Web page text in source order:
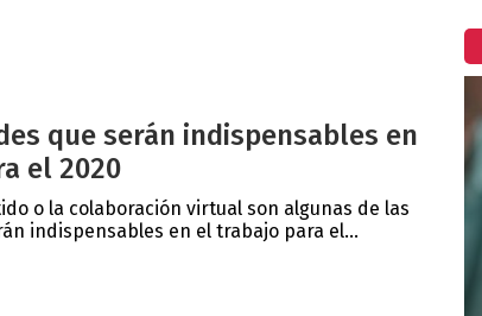
que serán indispensables en
el 2020
o la colaboración virtual son algunas de las
indispensables en el trabajo para el...